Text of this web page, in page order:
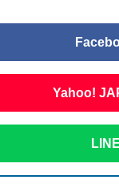
Yahoo!
LINE